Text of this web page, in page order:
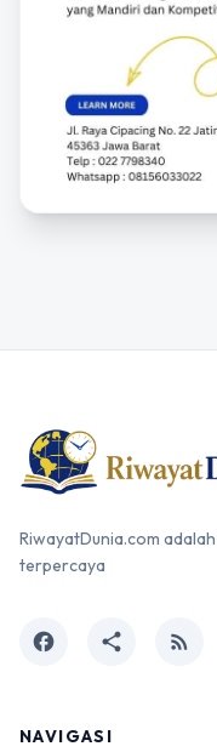
RiwayatDunia.com
terpercaya
facebook share rss_feed
NAVIGASI